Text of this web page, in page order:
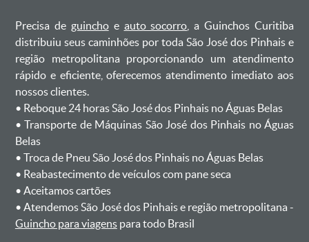
Precisa de guinchoe auto socorro , a Guinchos Curitiba
distribuiu seus caminhões por toda São José dos Pinhais e
região metropolitana proporcionando um atendimento
rápido e eficiente, oferecemos atendimento imediato aos
nossos clientes.
ㅤㅤ• Reboque 24 horas São José dos Pinhais no Águas Belas
ㅤㅤ• Transporte de Máquinas São José dos Pinhais no Águas
Belas
ㅤㅤ• Troca de Pneu São José dos Pinhais no Águas Belas
ㅤㅤ• Reabastecimento de veículos com pane seca
ㅤㅤ• Aceitamos cartões
ㅤㅤ• Atendemos São José dos Pinhais e região metropolitana -
Guincho para viagenspara todo Brasil